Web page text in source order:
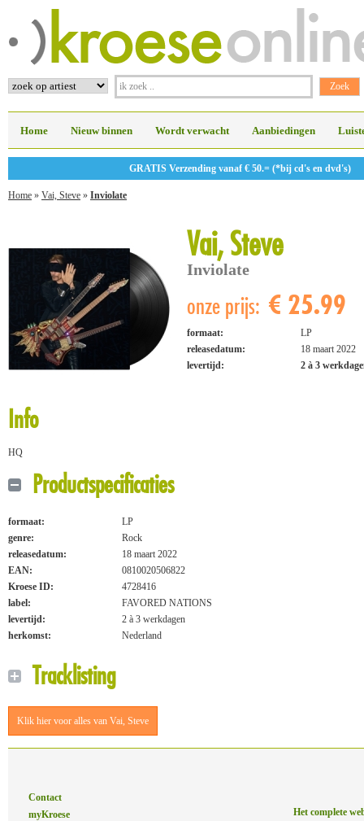
Home Nieuw binnen Wordt verwacht Aanbiedingen
GRATIS Verzending vanaf € 50.= (*bij cd's en dvd's)
Home » Vai, Steve » Inviolate
Vai, Steve
Inviolate
onze prijs: € 25.99
formaat:
LP
releasedatum:
18 maart 2022
levertijd:
2 à 3
Info
HQ
Productspecificaties
formaat:
LP
genre:
Rock
releasedatum:
18 maart 2022
EAN:
0810020506822
Kroese ID:
4728416
label:
FAVORED NATIONS
levertijd:
2 à 3 werkdagen
herkomst:
Nederland
Tracklisting
Klik hier voor alles van Vai, Steve
Contact
myKroese
Het complete